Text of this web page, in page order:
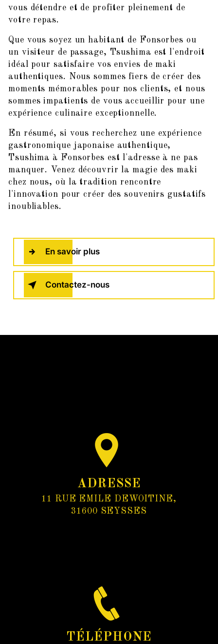
vous détendre et de profiter pleinement de
votre repas.
Que vous soyez un habitant de Fonsorbes ou
un visiteur de passage, Tsushima est l'endroit
idéal pour satisfaire vos envies de maki
authentiques. Nous sommes fiers de créer des
moments mémorables pour nos clients, et nous
sommes impatients de vous accueillir pour une
expérience culinaire exceptionnelle.
En résumé, si vous recherchez une expérience
gastronomique japonaise authentique,
Tsushima à Fonsorbes est l'adresse à ne pas
manquer. Venez découvrir la magie des maki
chez nous, où la tradition rencontre
l'innovation pour créer des souvenirs gustatifs
inoubliables.
En savoir plus
Contactez-nous
ADRESSE
11 RUE EMILE DEWOITINE,
31600 SEYSSES
TÉLÉPHONE